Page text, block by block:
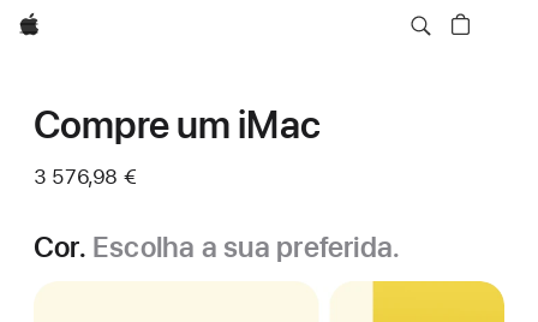
Apple
Compre um iMac
3 576,98 €
Cor. Escolha a sua preferida.